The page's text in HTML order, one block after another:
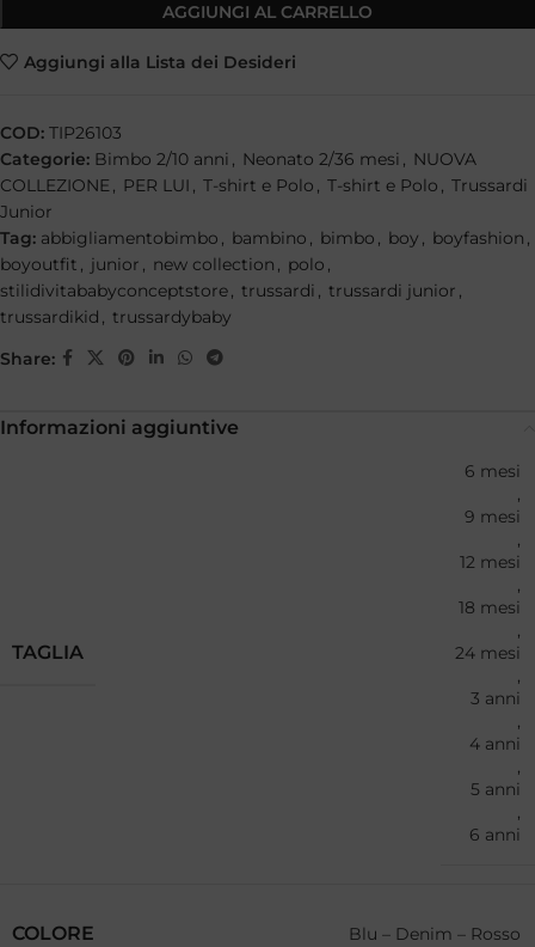
AGGIUNGI AL CARRELLO
Aggiungi alla Lista dei Desideri
COD: TIP26103
Categorie: Bimbo 2/10 anni , Neonato 2/36 mesi , NUOVA
COLLEZIONE, PER LUI , T-shirt e Polo , T-shirt e Polo , Trussardi
Junior
Tag: abbigliamentobimbo , bambino , bimbo , boy , boyfashion ,
boyoutfit , junior , new collection , polo ,
stilidivitababyconceptstore, trussardi , trussardi junior ,
trussardikid , trussardybaby
Share:
Informazioni aggiuntive
TAGLIA
6 mesi
,
9 mesi
,
12 mesi
,
18 mesi
,
24 mesi
,
3 anni
,
4 anni
,
5 anni
,
6 anni
COLORE Blu – Denim – Rosso